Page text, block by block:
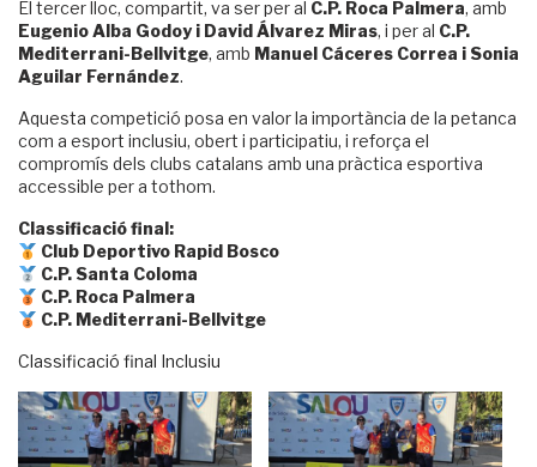
El tercer lloc, compartit, va ser per al C.P. Roca Palmera, amb
Eugenio Alba Godoy i David Álvarez Miras, i per al C.P.
Mediterrani-Bellvitge, amb Manuel Cáceres Correa i Sonia
Aguilar Fernández.
Aquesta competició posa en valor la importància de la petanca
com a esport inclusiu, obert i participatiu, i reforça el
compromís dels clubs catalans amb una pràctica esportiva
accessible per a tothom.
Classificació final:
Club Deportivo Rapid Bosco
C.P. Santa Coloma
C.P. Roca Palmera
C.P. Mediterrani-Bellvitge
Classificació final Inclusiu